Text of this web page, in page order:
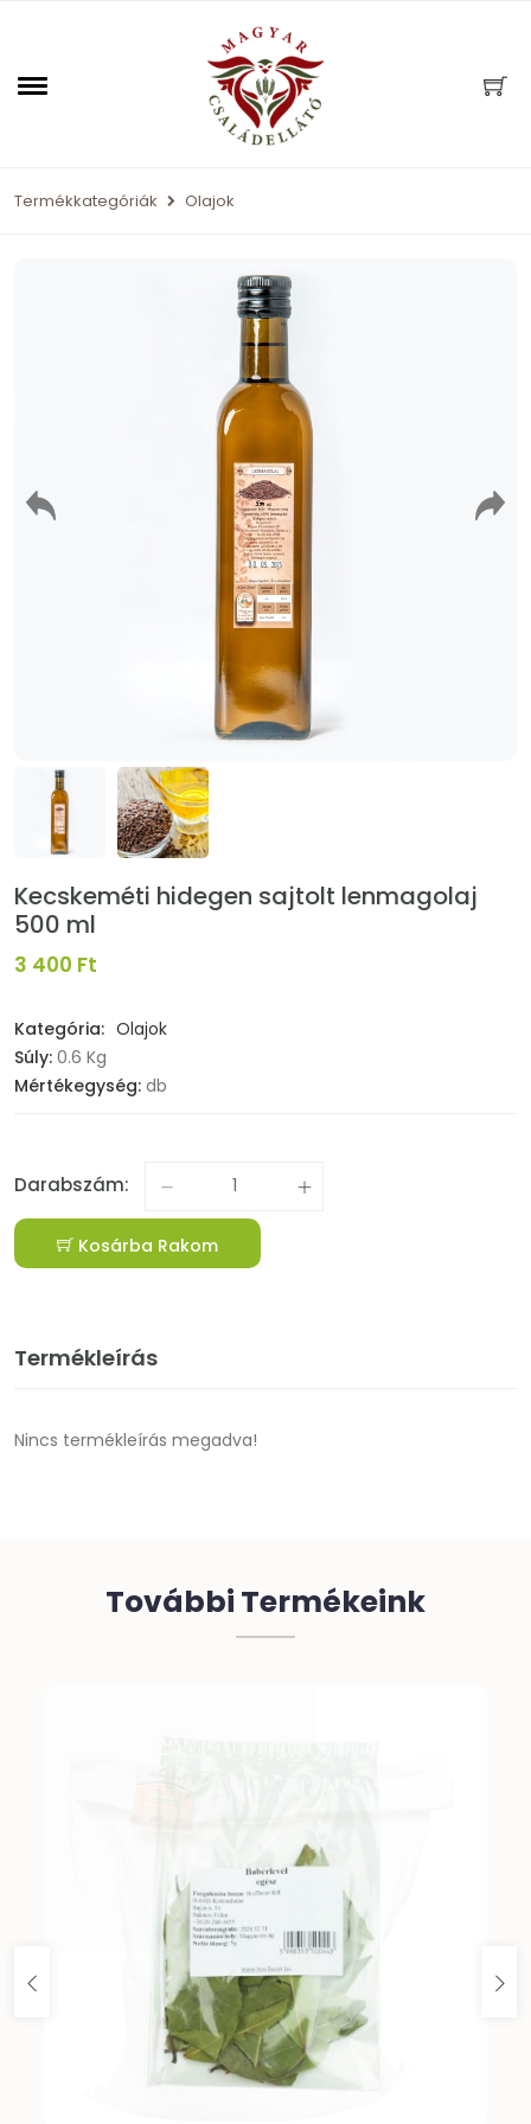
Termékkategóriák Olajok
Kecskeméti hidegen sajtolt lenmagolaj
500 ml
3 400 Ft
Kategória: Olajok
Súly: 0.6 Kg
Mértékegység: db
Darabszám:
Kosárba Rakom
Termékleírás
Nincs termékleírás megadva!
További Termékeink